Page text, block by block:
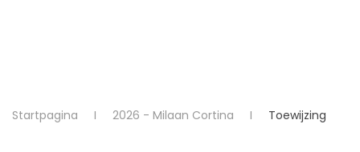
Startpagina 2026 - Milaan Cortina Toewijzing